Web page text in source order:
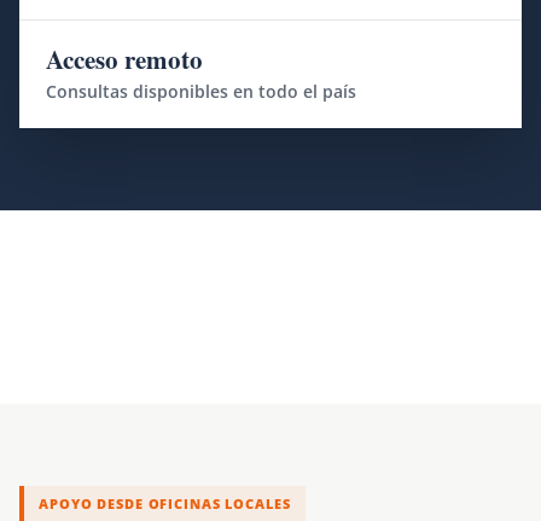
Acceso remoto
Consultas disponibles en todo el país
APOYO DESDE OFICINAS LOCALES